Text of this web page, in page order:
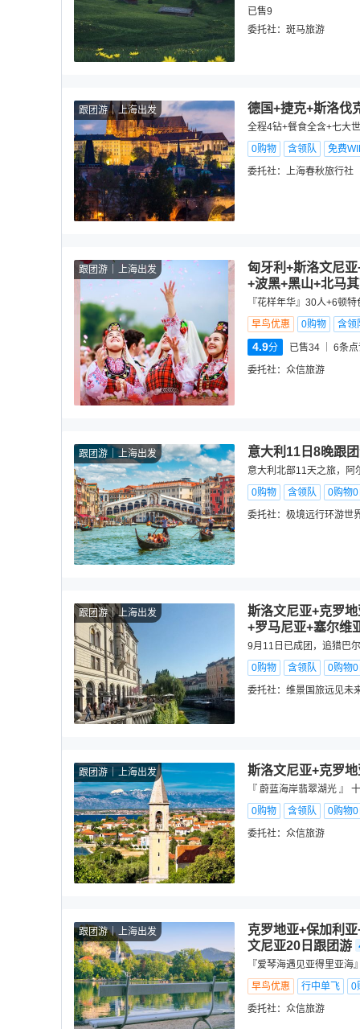
已售9
委托社： 斑马旅游
跟团游 上海出发 德国+捷克+斯洛伐
全程4钻+餐食全含+七大
0购物
含领队
免费
委托社： 上海春秋旅行社
跟团游 上海出发
匈牙利+斯洛文尼
+波黑+黑山+北马
『花样年华』30人+6顿
早鸟优惠
0购物 含领
4.9分 已售34 6条
委托社： 众信旅游
跟团游 上海出发 意大利11日8晚跟
意大利北部11天之旅，阿
0购物
含领队
0购物
委托社： 极境远行环游世
跟团游 上海出发
斯洛文尼亚+克罗
+罗马尼亚+塞尔维
9月11日已成团，追猎巴
0购物
含领队
0购物
委托社： 维景国旅远见未
跟团游 上海出发 斯洛文尼亚+克罗
『 蔚蓝海岸翡翠湖光 』
0购物
含领队
0购物
委托社： 众信旅游
跟团游 上海出发
克罗地亚+保加利
文尼亚20日跟团游
『爱琴海遇见亚得里亚
早鸟优惠
行中单飞
0
委托社： 众信旅游